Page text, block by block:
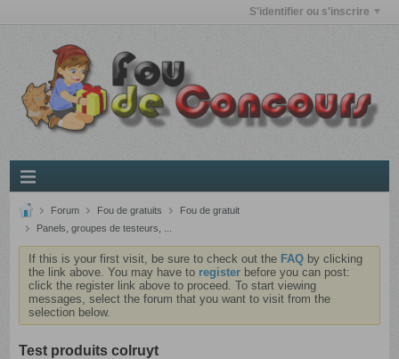
S'identifier ou s'inscrire
Forum Fou de gratuits
Fou de gratuit
Panels, groupes de testeurs, ...
If this is your first visit, be sure to check out the FAQ by clicking
the link above. You may have to register before you can post:
click the register link above to proceed. To start viewing
messages, select the forum that you want to visit from the
selection below.
Test produits colruyt